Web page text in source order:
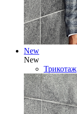
New
New
Трикотаж